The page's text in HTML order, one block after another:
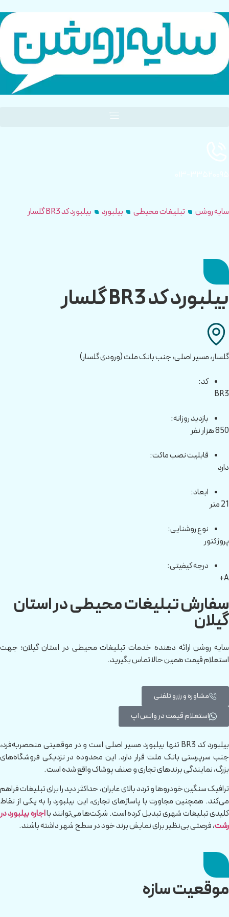
سایه روشن تبلیغات محیطی بیلبورد بیلبورد کد BR3 گلسار
بیلبورد کد BR3 گلسار
گلسار، مسیر اصلی، جنب بانک ملت (ورودی گلسار)
کد:
BR3
بازدید روزانه:
850 هزار نفر
قابلیت نصب ماکت:
دارد
ابعاد:
21 متر
نوع روشنایی:
پروژکتور
درجه کیفیتی:
A+
سفارش تبلیغات محیطی در استان
گیلان
سایه روشن ارائه دهنده خدمات تبلیغات محیطی در استان گیلان؛ جهت
استعلام قیمت همین حالا تماس بگیرید.
مشاوره و رزرو تلفنی
استعلام قیمت در واتس اپ
بیلبورد کد BR3 تنها بیلبورد مسیر اصلی است و در موقعیتی منحصربه‌فرد،
جنب سرپرستی بانک ملت قرار دارد. این محدوده در نزدیکی فروشگاه‌های
بزرگ، نمایندگی برندهای تجاری و صنف پوشاک واقع شده است.
ترافیک سنگین خودروها و تردد بالای عابران، حداکثر دید را برای تبلیغات فراهم
می‌کند. همچنین مجاورت با پاساژهای تجاری، این بیلبورد را به یکی از نقاط
کلیدی تبلیغات شهری تبدیل کرده است. شرکت‌ها می‌توانند بااجاره بیلبورد در
رشت، فرصتی بی‌نظیر برای نمایش برند خود در سطح شهر داشته باشند.
موقعیت سازه